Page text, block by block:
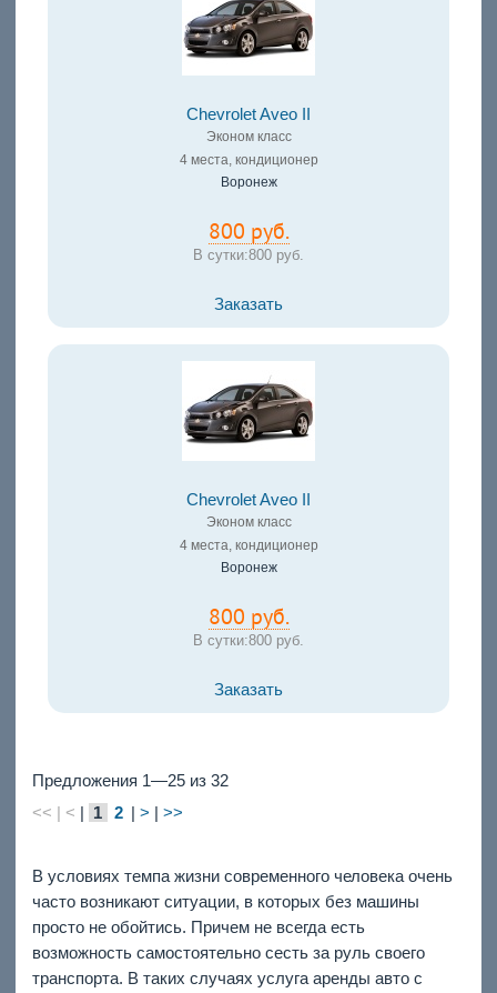
Chevrolet Aveo II
Эконом класс
4 места, кондиционер
Воронеж
800 руб.
В сутки:800 руб.
Заказать
Chevrolet Aveo II
Эконом класс
4 места, кондиционер
Воронеж
800 руб.
В сутки:800 руб.
Заказать
Предложения 1—25 из 32
<< | < | 1 2 | > | >>
В условиях темпа жизни современного человека очень
часто возникают ситуации, в которых без машины
просто не обойтись. Причем не всегда есть
возможность самостоятельно сесть за руль своего
транспорта. В таких случаях услуга аренды авто с